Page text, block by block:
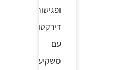
ופגישות
דירקטוריון
עם
משקיעים